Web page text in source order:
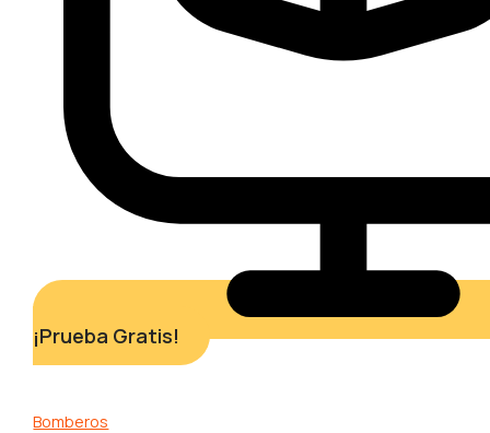
¡Prueba Gratis!
Bomberos